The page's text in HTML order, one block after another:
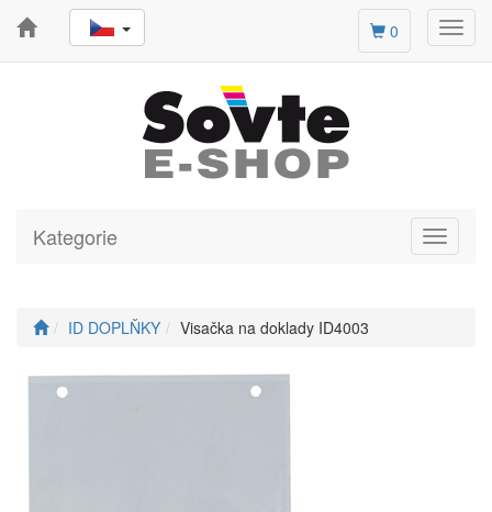
0
Toggle
Kategorie
ID DOPLŇKY Visačka na doklady ID4003